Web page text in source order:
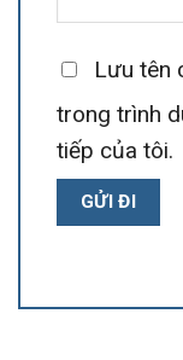
Lưu tên
trong trình
tiếp của tôi.